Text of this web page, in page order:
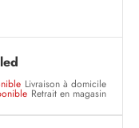
Livraison à domicile
Retrait en magasin